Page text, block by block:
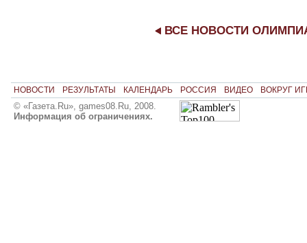
ВСЕ НОВОСТИ
НОВОСТИ РЕЗУЛЬТАТЫ КАЛЕНДАРЬ РОССИЯ ВИДЕО ВОКРУГ
© «Газета.Ru», games08.Ru, 2008.
Информация об ограничениях.